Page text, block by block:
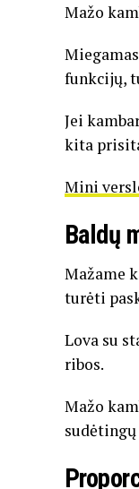
Mažo
funkcijų,
Jei
kita
Mini
Baldų
Mažame
turėti
Lova su
ribos.
Mažo